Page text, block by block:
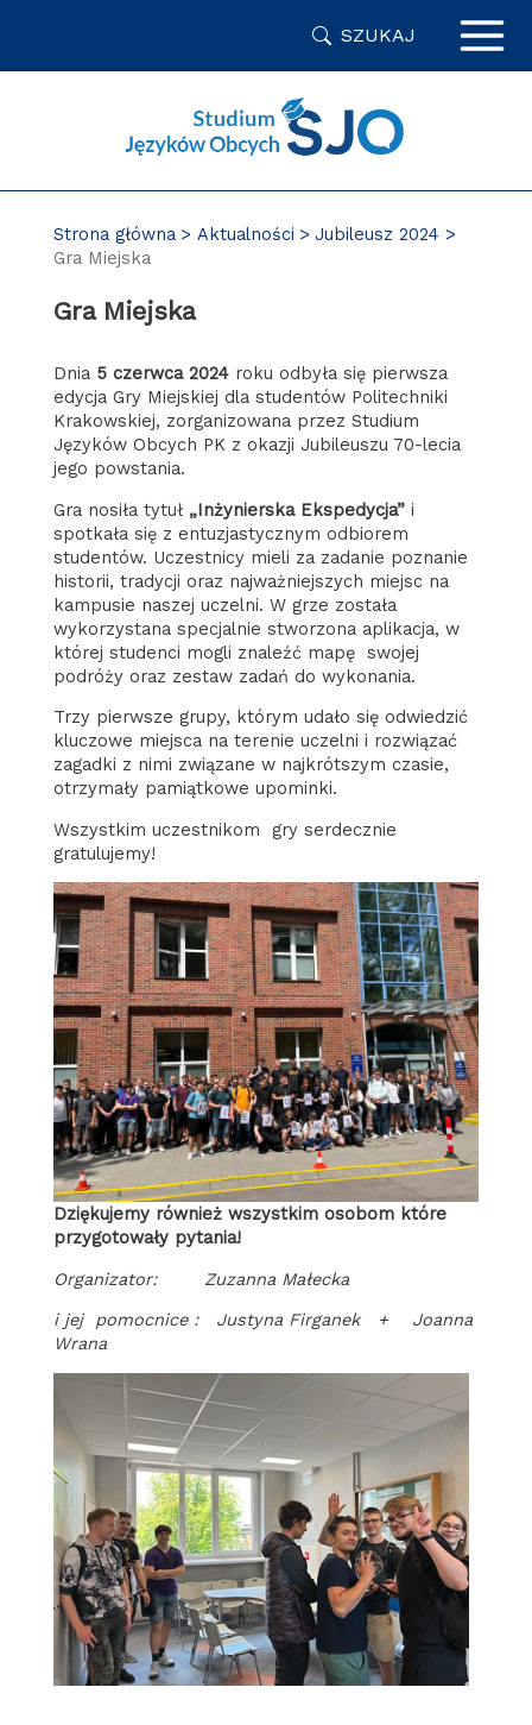
SZUKAJ
Strona główna Aktualności
Jubileusz 2024
Gra Miejska
Gra Miejska
Dnia 5 czerwca 2024roku odbyła się pierwsza
edycja Gry Miejskiej dla studentów Politechniki
Krakowskiej, zorganizowana przez Studium
Języków Obcych PK z okazji Jubileuszu 70-lecia
jego powstania.
Gra nosiła tytuł „Inżynierska Ekspedycja”i
spotkała się z entuzjastycznym odbiorem
studentów. Uczestnicy mieli za zadanie poznanie
historii, tradycji oraz najważniejszych miejsc na
kampusie naszej uczelni. W grze została
wykorzystana specjalnie stworzona aplikacja, w
której studenci mogli znaleźć mapę swojej
podróży oraz zestaw zadań do wykonania.
Trzy pierwsze grupy, którym udało się odwiedzić
kluczowe miejsca na terenie uczelni i rozwiązać
zagadki z nimi związane w najkrótszym czasie,
otrzymały pamiątkowe upominki.
Wszystkim uczestnikom gry serdecznie
gratulujemy!
Dziękujemy również wszystkim osobom które
przygotowały pytania!
Organizator: Zuzanna Małecka
i jej pomocnice : Justyna Firganek + Joanna
Wrana